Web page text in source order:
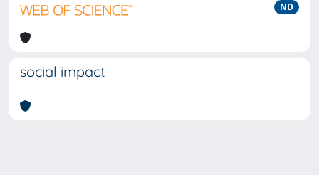
ND
social impact